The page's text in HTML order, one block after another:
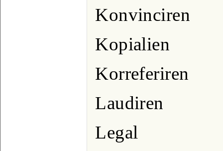
Konvinciren
Kopialien
Korreferiren
Laudiren
Legal